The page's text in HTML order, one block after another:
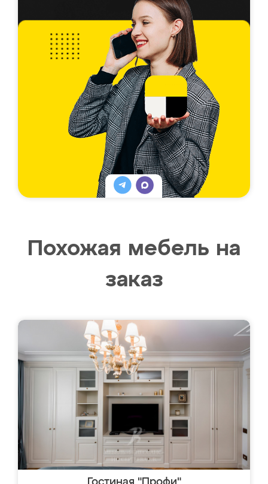
Похожая мебель на
заказ